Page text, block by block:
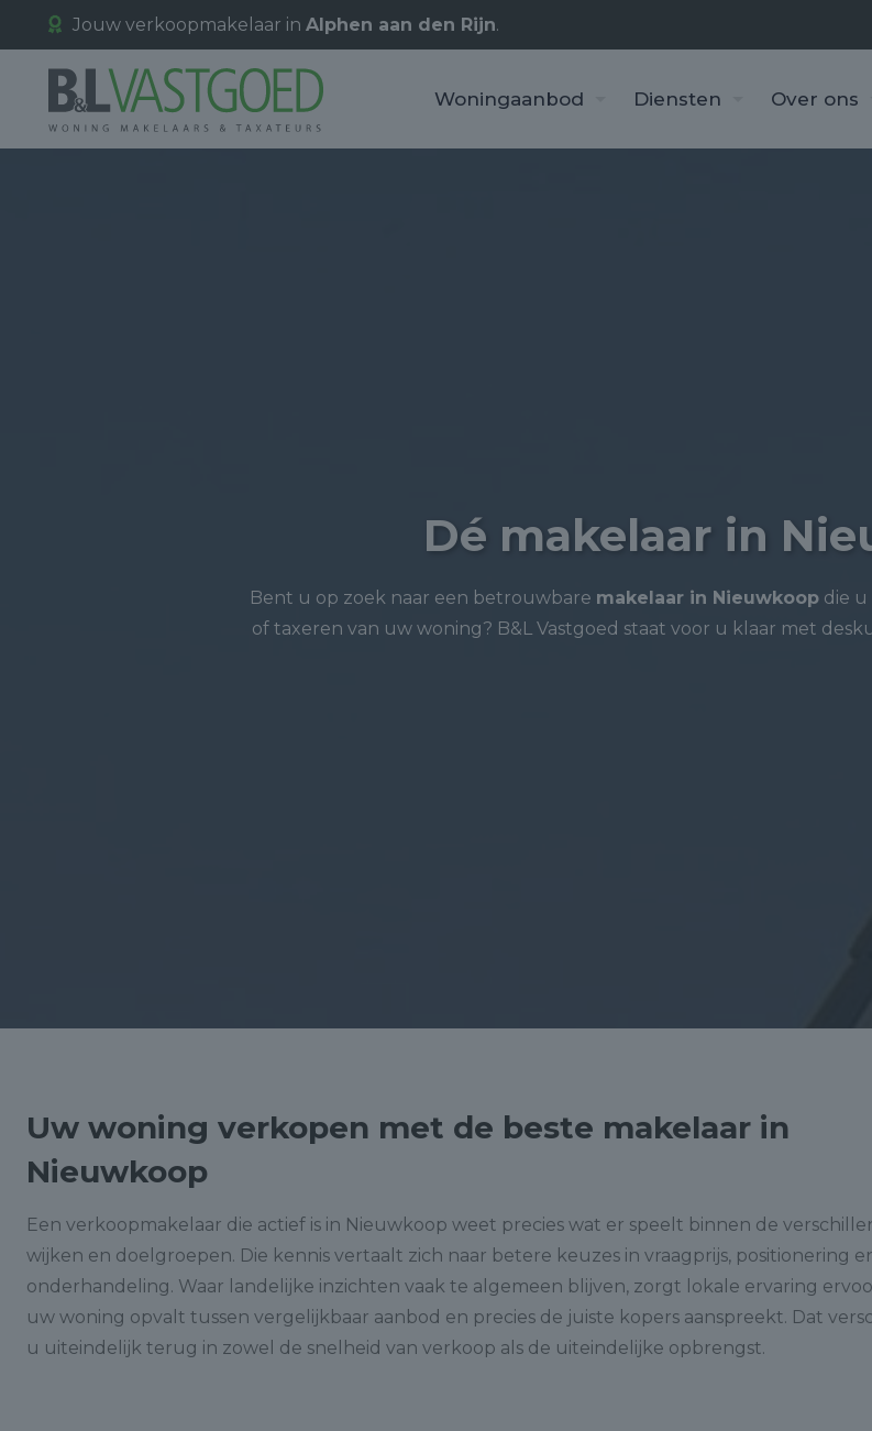
Jouw verkoopmakelaar in Alphen aan den Rijn.
Woningaanbod Diensten Over ons
Dé makelaar in
Bent u op zoek naar een betrouwbare makelaar in Nieuwkoop die
of taxeren van uw woning? B&L Vastgoed staat voor u klaar met
Uw woning verkopen met de beste makelaar in
Nieuwkoop
Een verkoopmakelaar die actief is in Nieuwkoop weet precies wat er speelt binnen de
wijken en doelgroepen. Die kennis vertaalt zich naar betere keuzes in vraagprijs, positionering
onderhandeling. Waar landelijke inzichten vaak te algemeen blijven, zorgt lokale ervaring
uw woning opvalt tussen vergelijkbaar aanbod en precies de juiste kopers aanspreekt. Dat
u uiteindelijk terug in zowel de snelheid van verkoop als de uiteindelijke opbrengst.